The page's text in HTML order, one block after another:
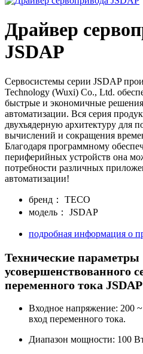
Драйвер
JSDAP
Сервосистемы серии JSDAP
Technology (Wuxi) Co., Ltd.
быстрые и экономичные
автоматизации. Вся серия
двухъядерную архитектуру для
вычислений и сокращения
Благодаря программному
периферийных устройств она
потребности различных
автоматизации!
бренд：
TECO
модель：
JSDAP
подробная информация о
Технические параметры
усовершенствованного
переменного тока JSDAP
Входное напряжение: 200
вход переменного тока.
Диапазон мощности: 100